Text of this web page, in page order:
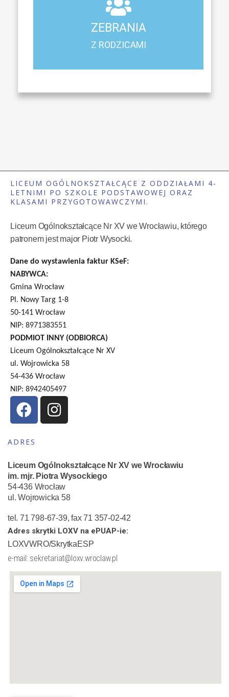
ZEBRANIA
Z RODZICAMI
Z RODZICAMI
Harmonogram spotkań i konsultacji z rodzicami
LICEUM OGÓLNOKSZTAŁCĄCE Z ODDZIAŁAMI 4-
LETNIMI PO SZKOLE PODSTAWOWEJ ORAZ
KLASAMI PRZYGOTOWAWCZYMI.
Liceum Ogólnokształcące Nr XV we Wrocławiu, którego
patronem jest major Piotr Wysocki.
Dane do wystawienia faktur KSeF:
NABYWCA:
Gmina Wrocław
Pl. Nowy Targ 1-8
50-141 Wrocław
NIP: 8971383551
PODMIOT INNY (ODBIORCA)
Liceum Ogólnokształcące Nr XV
ul. Wojrowicka 58
54-436 Wrocław
NIP: 8942405497
ADRES
Liceum Ogólnokształcące Nr XV we Wrocławiu
im. mjr. Piotra Wysockiego
54-436 Wrocław
ul. Wojrowicka 58
tel. 71 798-67-39, fax 71 357-02-42
Adres skrytki LOXV na ePUAP-ie:
LOXVWRO/SkrytkaESP
e-mail: sekretariat@loxv.wroclaw.pl